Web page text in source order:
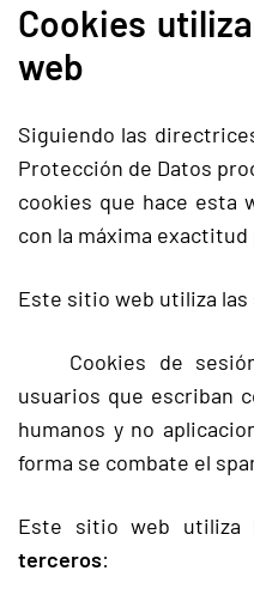
Cookies
web
Siguiendo las
Protección de Datos
cookies que hace esta
con la máxima exactitud
Este sitio web utiliza
Cookies de
usuarios que escriban
humanos y no
forma se combate el
Este sitio web
terceros: